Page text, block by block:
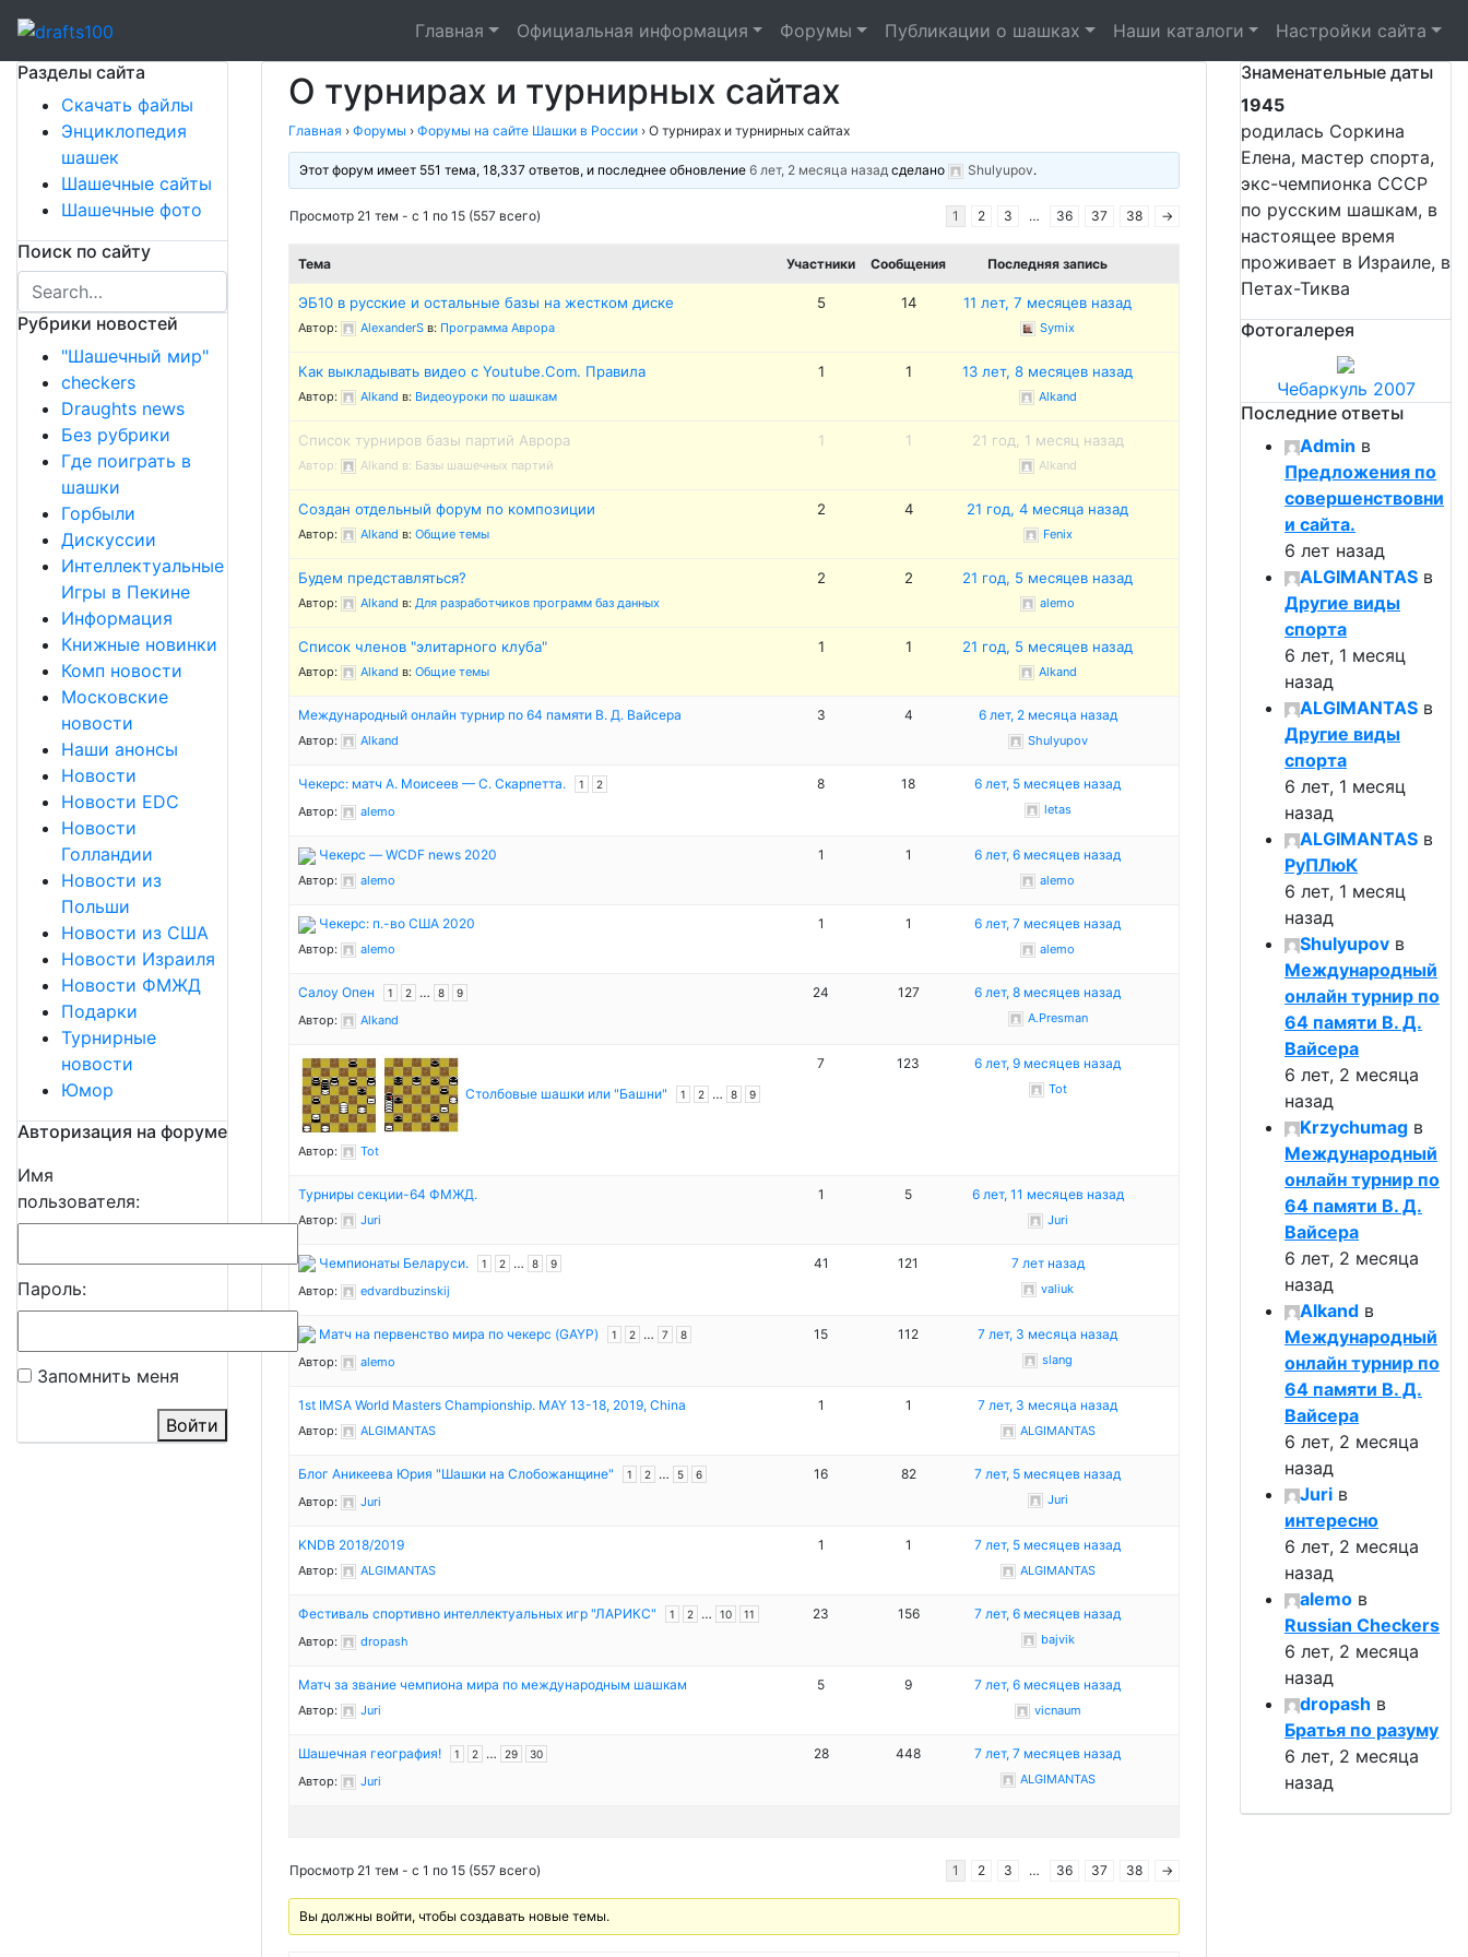
content
Главная Официальная информация Форумы Публикации о шашках Наши каталоги Настройки сайта
О турнирах и турнирных сайтах
Главная › Форумы › Форумы на сайте Шашки в России › О турнирах и турнирных сайтах
Этот форум имеет 551 тема, 18,337 ответов, и последнее обновление6 лет, 2 месяца назад сделано Shulyupov.
Просмотр 21 тем - с 1 по 15 (557 всего) 1 2 3 … 36 37 38 →
Тема Участники Сообщения Последняя запись
ЭБ10 в русские и остальные базы на жестком диске
Автор: AlexanderS в: Программа Аврора
5 14 11 лет, 7 месяцев назад
Symix
Как выкладывать видео с Youtube.Com. Правила
Автор: Alkand в: Видеоуроки по шашкам
1 1 13 лет, 8 месяцев назад
Alkand
Список турниров базы партий Аврора
Автор: Alkand в: Базы шашечных партий
1 1 21 год, 1 месяц назад
Alkand
Создан отдельный форум по композиции
Автор: Alkand в: Общие темы
2 4 21 год, 4 месяца назад
Fenix
Будем представляться?
Автор: Alkand в: Для разработчиков программ баз данных
2 2 21 год, 5 месяцев назад
alemo
Список членов "элитарного клуба"
Автор: Alkand в: Общие темы
1 1 21 год, 5 месяцев назад
Alkand
Международный онлайн турнир по 64 памяти В. Д. Вайсера
Автор: Alkand
3 4 6 лет, 2 месяца назад
Shulyupov
Чекерс: матч А. Моисеев — С. Скарпетта. 1 2
Автор: alemo
8 18 6 лет, 5 месяцев назад
letas
Чекерс — WCDF news 2020
Автор: alemo
1 1 6 лет, 6 месяцев назад
alemo
Чекерс: п.-во США 2020
Автор: alemo
1 1 6 лет, 7 месяцев назад
alemo
Салоу Опен 1 2 … 8 9
Автор: Alkand
24 127 6 лет, 8 месяцев назад
A.Presman
Столбовые шашки или "Башни" 1 2 … 8 9
Автор: Tot
7 123 6 лет, 9 месяцев назад
Tot
Турниры секции-64 ФМЖД.
Автор: Juri
1 5 6 лет, 11 месяцев назад
Juri
Чемпионаты Беларуси. 1 2 … 8 9
Автор: edvardbuzinskij
41 121 7 лет назад
valiuk
Матч на первенство мира по чекерс (GAYP) 1 2 … 7 8
Автор: alemo
15 112 7 лет, 3 месяца назад
slang
1st IMSA World Masters Championship. MAY 13-18, 2019, China
Автор: ALGIMANTAS
1 1 7 лет, 3 месяца назад
ALGIMANTAS
Блог Аникеева Юрия "Шашки на Слобожанщине" 1 2 … 5 6
Автор: Juri
16 82 7 лет, 5 месяцев назад
Juri
KNDB 2018/2019
Автор: ALGIMANTAS
1 1 7 лет, 5 месяцев назад
ALGIMANTAS
Фестиваль спортивно интеллектуальных игр "ЛАРИКС" 1 2 … 10 11
Автор: dropash
23 156 7 лет, 6 месяцев назад
bajvik
Матч за звание чемпиона мира по международным шашкам
Автор: Juri
5 9 7 лет, 6 месяцев назад
vicnaum
Шашечная география! 1 2 … 29 30
Автор: Juri
28 448 7 лет, 7 месяцев назад
ALGIMANTAS
Просмотр 21 тем - с 1 по 15 (557 всего) 1 2 3 … 36 37 38 →
Вы должны войти, чтобы создавать новые темы.
Разделы сайта
Скачать файлы
Энциклопедия
шашек
Шашечные сайты
Шашечные фото
Поиск по сайту
Рубрики новостей
"Шашечный мир"
checkers
Draughts news
Без рубрики
Где поиграть в
шашки
Горбыли
Дискуссии
Интеллектуальные
Игры в Пекине
Информация
Книжные новинки
Комп новости
Московские
новости
Наши анонсы
Новости
Новости EDC
Новости
Голландии
Новости из
Польши
Новости из США
Новости Израиля
Новости ФМЖД
Подарки
Турнирные
новости
Юмор
Авторизация на форуме
Имя
пользователя:
Пароль:
Запомнить меня
Войти
Знаменательные даты
1945
родилась Соркина
Елена, мастер спорта,
экс-чемпионка СССР
по русским шашкам, в
настоящее время
проживает в Израиле, в
Петах-Тиква
Фотогалерея
Чебаркуль 2007
Последние ответы
Admin в
Предложения по
совершенствовни
и сайта.
6 лет назад
ALGIMANTAS в
Другие виды
спорта
6 лет, 1 месяц
назад
ALGIMANTAS в
Другие виды
спорта
6 лет, 1 месяц
назад
ALGIMANTAS в
РуПЛюК
6 лет, 1 месяц
назад
Shulyupov в
Международный
онлайн турнир по
64 памяти В. Д.
Вайсера
6 лет, 2 месяца
назад
Krzychumag в
Международный
онлайн турнир по
64 памяти В. Д.
Вайсера
6 лет, 2 месяца
назад
Alkand в
Международный
онлайн турнир по
64 памяти В. Д.
Вайсера
6 лет, 2 месяца
назад
Juri в
интересно
6 лет, 2 месяца
назад
alemo в
Russian Checkers
6 лет, 2 месяца
назад
dropash в
Братья по разуму
6 лет, 2 месяца
назад